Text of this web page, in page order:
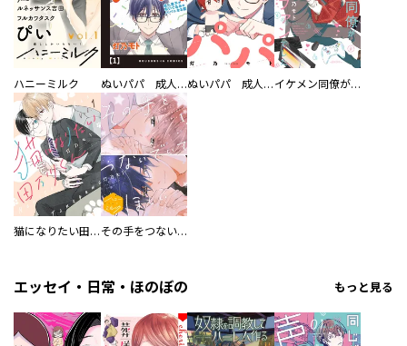
ハニーミルク ぬいパパ 成人男子がぬいぐるみのパパになる話【単話版】 ぬいパパ 成人男子がぬいぐるみのパパになる話 イケメン同僚が俺の重課金ファンでした
猫になりたい田万川くん その手をつないでいてほしい 分冊版
エッセイ・日常・ほのぼの もっと見る